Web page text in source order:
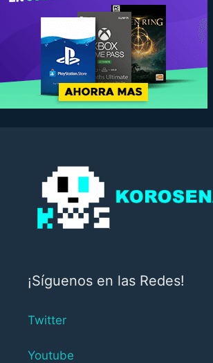
¡Síguenos en las Redes!
Twitter
Youtube